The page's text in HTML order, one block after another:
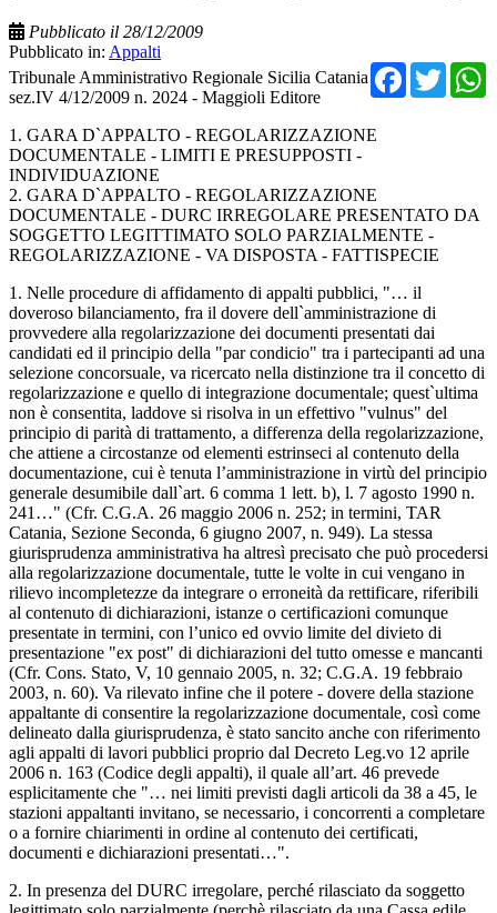
Pubblicato il 28/12/2009
Pubblicato in: Appalti
Tribunale Amministrativo Regionale Sicilia Catania
sez.IV 4/12/2009 n. 2024 - Maggioli Editore
1. GARA D`APPALTO - REGOLARIZZAZIONE
DOCUMENTALE - LIMITI E PRESUPPOSTI -
INDIVIDUAZIONE
2. GARA D`APPALTO - REGOLARIZZAZIONE
DOCUMENTALE - DURC IRREGOLARE PRESENTATO DA
SOGGETTO LEGITTIMATO SOLO PARZIALMENTE -
REGOLARIZZAZIONE - VA DISPOSTA - FATTISPECIE
1. Nelle procedure di affidamento di appalti pubblici, "… il
doveroso bilanciamento, fra il dovere dell`amministrazione di
provvedere alla regolarizzazione dei documenti presentati dai
candidati ed il principio della "par condicio" tra i partecipanti ad una
selezione concorsuale, va ricercato nella distinzione tra il concetto di
regolarizzazione e quello di integrazione documentale; quest`ultima
non è consentita, laddove si risolva in un effettivo "vulnus" del
principio di parità di trattamento, a differenza della regolarizzazione,
che attiene a circostanze od elementi estrinseci al contenuto della
documentazione, cui è tenuta l’amministrazione in virtù del principio
generale desumibile dall`art. 6 comma 1 lett. b), l. 7 agosto 1990 n.
241…" (Cfr. C.G.A. 26 maggio 2006 n. 252; in termini, TAR
Catania, Sezione Seconda, 6 giugno 2007, n. 949). La stessa
giurisprudenza amministrativa ha altresì precisato che può procedersi
alla regolarizzazione documentale, tutte le volte in cui vengano in
rilievo incompletezze da integrare o erroneità da rettificare, riferibili
al contenuto di dichiarazioni, istanze o certificazioni comunque
presentate in termini, con l’unico ed ovvio limite del divieto di
presentazione "ex post" di dichiarazioni del tutto omesse e mancanti
(Cfr. Cons. Stato, V, 10 gennaio 2005, n. 32; C.G.A. 19 febbraio
2003, n. 60). Va rilevato infine che il potere - dovere della stazione
appaltante di consentire la regolarizzazione documentale, così come
delineato dalla giurisprudenza, è stato sancito anche con riferimento
agli appalti di lavori pubblici proprio dal Decreto Leg.vo 12 aprile
2006 n. 163 (Codice degli appalti), il quale all’art. 46 prevede
esplicitamente che "… nei limiti previsti dagli articoli da 38 a 45, le
stazioni appaltanti invitano, se necessario, i concorrenti a completare
o a fornire chiarimenti in ordine al contenuto dei certificati,
documenti e dichiarazioni presentati…".
2. In presenza del DURC irregolare, perché rilasciato da soggetto